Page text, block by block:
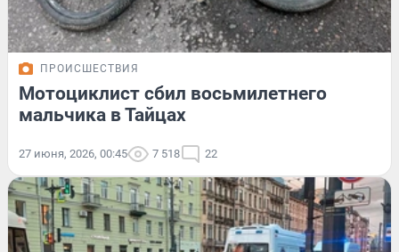
ПРОИСШЕСТВИЯ
Мотоциклист сбил восьмилетнего
мальчика в Тайцах
27 июня, 2026, 00:45 7 518 22